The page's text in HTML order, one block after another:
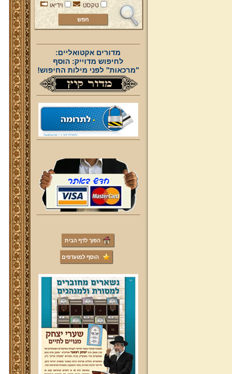
טקסט
וידיאו
מדורים אקטואליים:
לחיפוש מדוייק: הוסף
"מרכאות" לפני מילות החיפוש!
הפוך לדף הבית
הוסף למועדפים